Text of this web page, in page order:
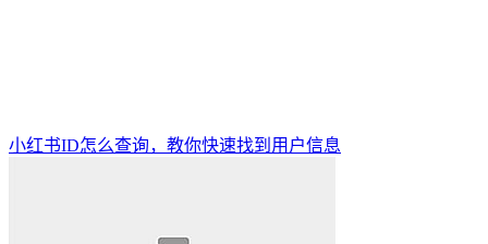
小红书ID怎么查询，教你快速找到用户信息